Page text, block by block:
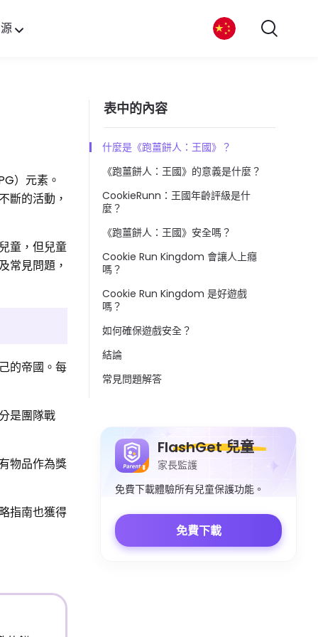
）元素。
斷的活動，
童，但兒童
常見問題，
的帝國。每
是團隊戰
物品作為獎
指南也獲得
表中的內容
什麼是《跑薑餅人：王國》？
《跑薑餅人：王國》的意義是什麼？
CookieRunn：王國年齡評級是什
麼？
《跑薑餅人：王國》安全嗎？
Cookie Run Kingdom 會讓人上癮
嗎？
Cookie Run Kingdom 是好遊戲
嗎？
如何確保遊戲安全？
結論
常見問題解答
FlashGet 兒童
家長監護
免費下載體驗所有兒童保護功能。
免費下載